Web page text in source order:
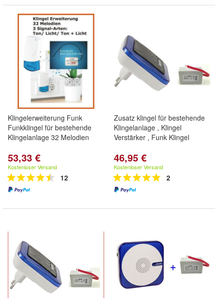
Klingelerweiterung Funk
Funkklingel für bestehende
Klingelanlage 32 Melodien
53,33 €
Kostenloser Versand
12
Zusatz klingel für bestehende
Klingelanlage , Klingel
Verstärker , Funk Klingel
46,95 €
Kostenloser Versand
2